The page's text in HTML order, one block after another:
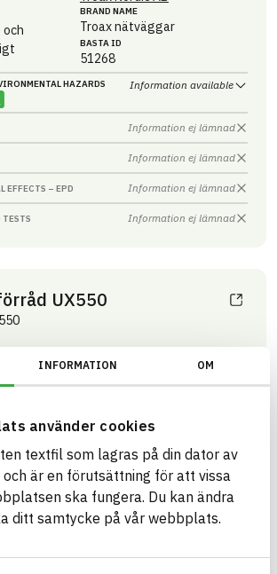
INFORMATION OM
använder cookies
textfil som lagras på din dator av
är en förutsättning för att vissa
ska fungera. Du kan ändra
ditt samtycke på vår webbplats.
BRAND NAME
Troax nätväggar
BASTA ID
51268
HAZARDS Information available
Information ej lämnad
Information ej lämnad
EFFECTS – EPD Information ej lämnad
Information ej lämnad
UX550
Troax Nordic AB
BRAND NAME
51271
HAZARDS Information available
Information ej lämnad
Information ej lämnad